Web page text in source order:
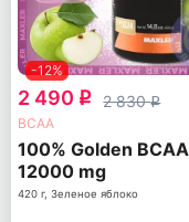
-12%
2 490 q 2 830q
ВСАА
100% Golden BCAA
12000 mg
420 г, Зеленое яблоко